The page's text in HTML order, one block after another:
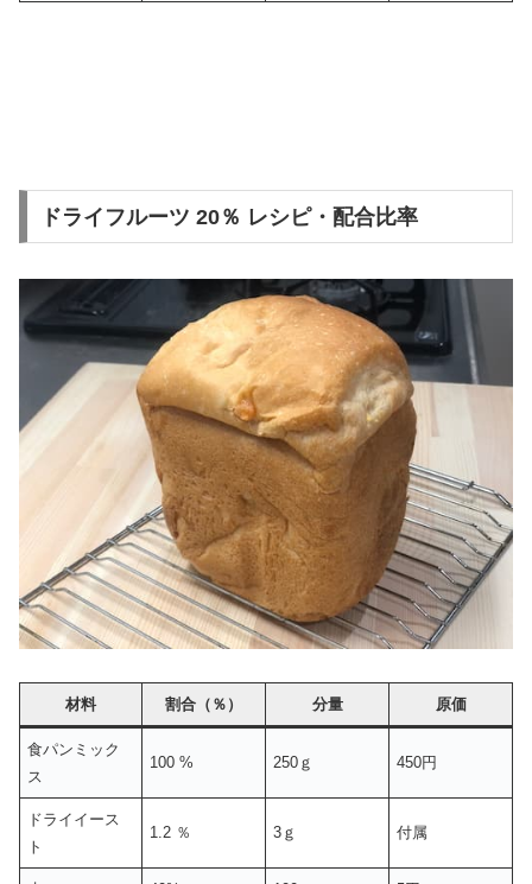
ドライフルーツ 20％ レシピ・配合比率
材料 割合（％） 分量 原価
食パンミック
ス
100 % 250ｇ 450円
ドライイース
ト
1.2 ％ 3ｇ 付属